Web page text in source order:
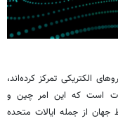
الکتریکی تمرکز کرده‌اند،
است که این امر چین و
جهان از جمله ایالات متحده